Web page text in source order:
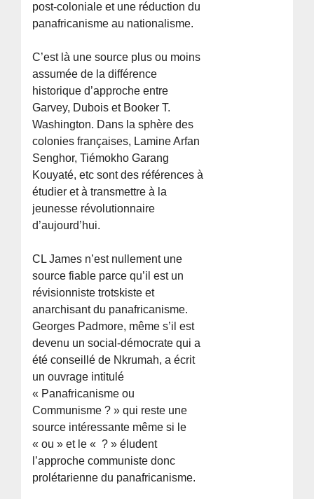
post-coloniale et une réduction du
panafricanisme au nationalisme.
C’est là une source plus ou moins
assumée de la différence
historique d’approche entre
Garvey, Dubois et Booker T.
Washington. Dans la sphère des
colonies françaises, Lamine Arfan
Senghor, Tiémokho Garang
Kouyaté, etc sont des références à
étudier et à transmettre à la
jeunesse révolutionnaire
d’aujourd’hui.
CL James n’est nullement une
source fiable parce qu’il est un
révisionniste trotskiste et
anarchisant du panafricanisme.
Georges Padmore, même s’il est
devenu un social-démocrate qui a
été conseillé de Nkrumah, a écrit
un ouvrage intitulé
« Panafricanisme ou
Communisme ? » qui reste une
source intéressante même si le
« ou » et le « ? » éludent
l’approche communiste donc
prolétarienne du panafricanisme.